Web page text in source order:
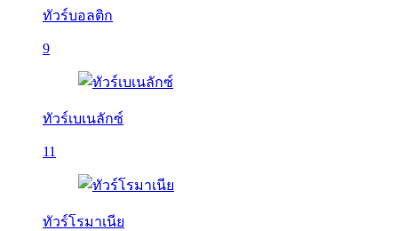
ทัวร์บอลติก
9
ทัวร์เบเนลักซ์
11
ทัวร์โรมาเนีย